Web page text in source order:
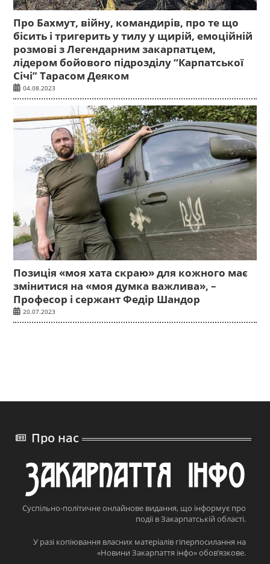
Про Бахмут, війну, командирів, про те що
бісить і тригерить у тилу у щирій, емоційній
розмові з Легендарним закарпатцем,
лідером бойового підрозділу “Карпатської
Січі” Тарасом Деяком
04.08.2023
Позиція «моя хата скраю» для кожного має
змінитися на «моя думка важлива», –
Професор і сержант Федір Шандор
20.07.2023
Про нас
Суспільно-політичне онлайнове видання, що інформує про
події в Закарпатській області.
У разі копіювання власних матеріалів гіперпосилання на
«Новини Закарпаття інфо» обов’язкове.